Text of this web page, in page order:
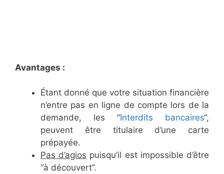
Avantages :
Étant donné que votre situation financière
n’entre pas en ligne de compte lors de la
demande, les “Interdits bancaires“,
peuvent être titulaire d’une carte
prépayée.
Pas d’agios puisqu’il est impossible d’être
“à découvert”.